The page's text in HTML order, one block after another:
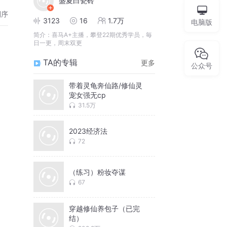
3123 16 1.7万
简介： 喜马A+主播，攀登22期优秀学员，毎
日一更，周末双更
TA的专辑 更多
带着灵龟奔仙路/修仙灵
宠女强无cp
31.5万
2023经济法
72
（练习）粉妆夺谋
67
穿越修仙养包子（已完
结）
电脑版
公众号